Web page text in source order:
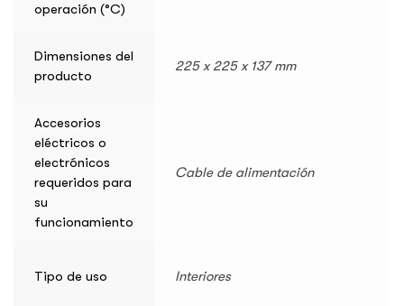
operación (°C)
Dimensiones del
producto
225 x 225 x 137 mm
Accesorios
eléctricos o
electrónicos
requeridos para
su
funcionamiento
Cable de alimentación
Tipo de uso Interiores